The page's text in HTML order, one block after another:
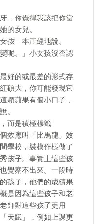
，你覺得我該把你當
的女兒。
孩一本正經地說。
呢。」小女孩沒否認
好的或最差的形式存
碩大，你可能發現它
顆蘋果有個小口子，
。
而是積極標籤
效應叫「比馬龍」效
學校，裝模作樣做了
孩子。事實上這些孩
覺察不出來。一段時
孩子，他們的成績果
是因為這些孩子和老
師對這些孩子更用
天賦」，例如上課更